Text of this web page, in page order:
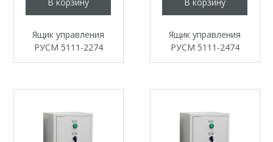
Ящик управления
РУСМ 5111-2274
Ящик управления
РУСМ 5111-2474